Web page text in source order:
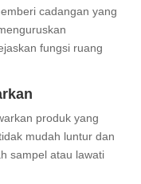
cadangan yang
fungsi ruang
produk yang
mudah luntur dan
sampel atau lawati